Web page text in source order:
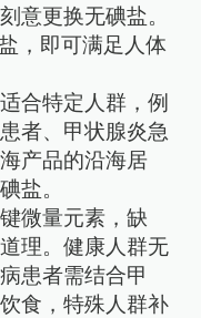
意更换无碘盐。
，即可满足人体
合特定人群，例
者、甲状腺炎急
产品的沿海居
盐。
微量元素，缺
理。健康人群无
患者需结合甲
食，特殊人群补